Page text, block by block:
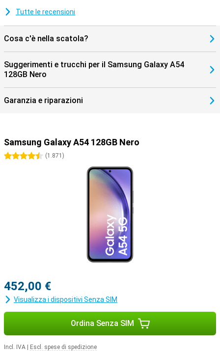
Tutte le recensioni
Cosa c'è nella scatola?
Suggerimenti e trucchi per il Samsung Galaxy A54
128GB Nero
Garanzia e riparazioni
Samsung Galaxy A54 128GB Nero
4.5 stelle
(1.871 )
452,00 €
Visualizza i dispositivi Senza SIM
Ordina Senza SIM
Incl. IVA Escl. spese di spedizione